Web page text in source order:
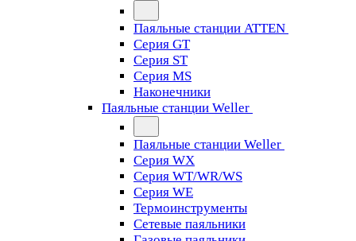
Паяльные станции ATTEN
Серия GT
Серия ST
Серия MS
Наконечники
Паяльные станции Weller
Паяльные станции Weller
Серия WX
Серия WT/WR/WS
Серия WE
Термоинструменты
Сетевые паяльники